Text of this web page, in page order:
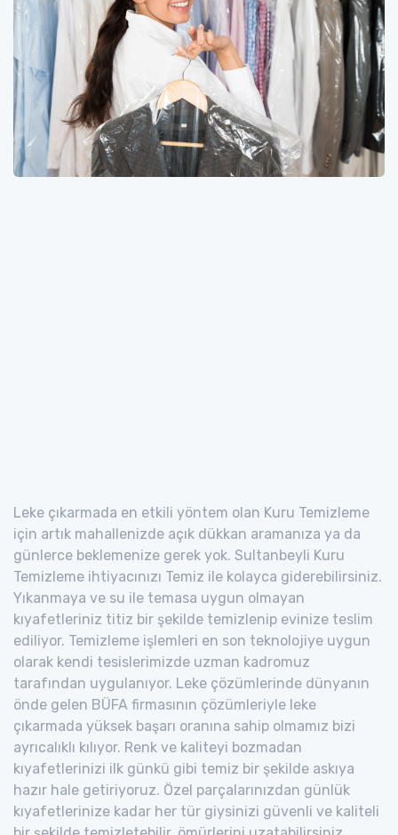
Leke çıkarmada en etkili yöntem olan Kuru Temizleme
için artık mahallenizde açık dükkan aramanıza ya da
günlerce beklemenize gerek yok. Sultanbeyli Kuru
Temizleme ihtiyacınızı Temiz ile kolayca giderebilirsiniz.
Yıkanmaya ve su ile temasa uygun olmayan
kıyafetleriniz titiz bir şekilde temizlenip evinize teslim
ediliyor. Temizleme işlemleri en son teknolojiye uygun
olarak kendi tesislerimizde uzman kadromuz
tarafından uygulanıyor. Leke çözümlerinde dünyanın
önde gelen BÜFA firmasının çözümleriyle leke
çıkarmada yüksek başarı oranına sahip olmamız bizi
ayrıcalıklı kılıyor. Renk ve kaliteyi bozmadan
kıyafetlerinizi ilk günkü gibi temiz bir şekilde askıya
hazır hale getiriyoruz. Özel parçalarınızdan günlük
kıyafetlerinize kadar her tür giysinizi güvenli ve kaliteli